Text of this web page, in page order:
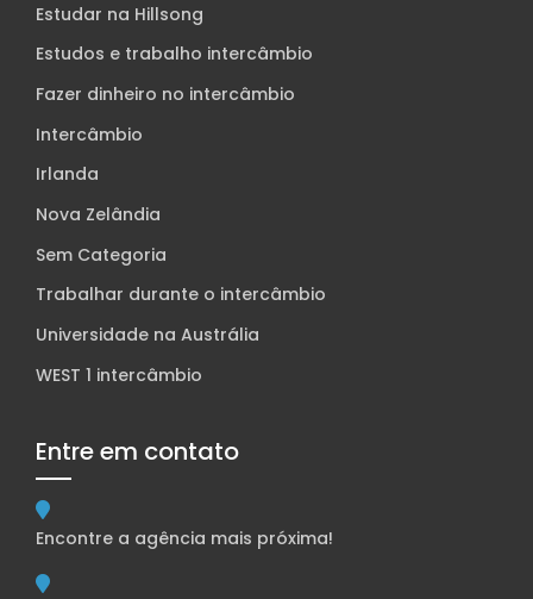
Estudar na Hillsong
Estudos e trabalho intercâmbio
Fazer dinheiro no intercâmbio
Intercâmbio
Irlanda
Nova Zelândia
Sem Categoria
Trabalhar durante o intercâmbio
Universidade na Austrália
WEST 1 intercâmbio
Entre em contato
Encontre a agência mais próxima!